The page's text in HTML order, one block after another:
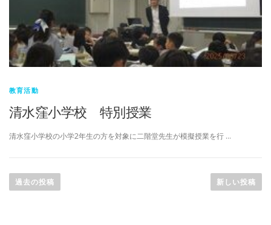
教育活動
清水窪小学校 特別授業
清水窪小学校の小学2年生の方を対象に二階堂先生が模擬授業を行 …
稿
過去の投稿 新しい投稿